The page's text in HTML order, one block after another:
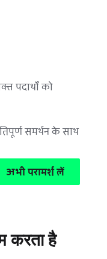
पदार्थों को
समर्थन के साथ
अभी परामर्श लें
करता है